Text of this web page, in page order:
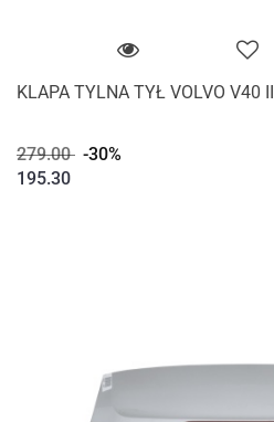
KLAPA TYLNA TYŁ VOLVO V40 II
279.00 -30%
195.30